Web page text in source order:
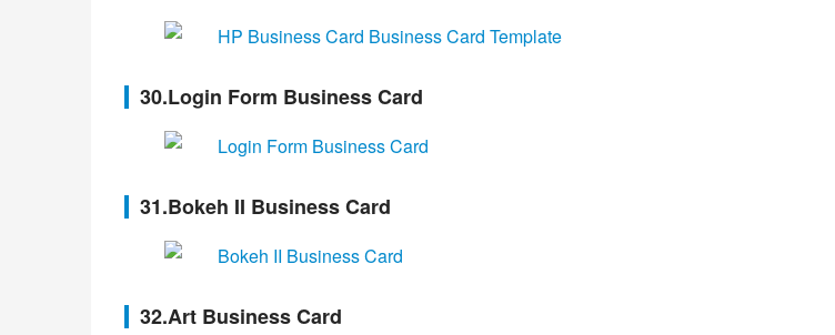
30.Login Form Business Card
31.Bokeh II Business Card
32.Art Business Card